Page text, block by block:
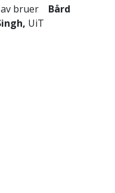
bruer Bård
UiT